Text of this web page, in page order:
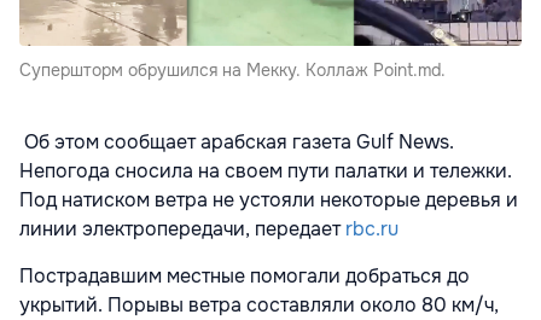
Супершторм обрушился на Мекку. Коллаж Point.md.
Об этом сообщает арабская газета Gulf News.
Непогода сносила на своем пути палатки и тележки.
Под натиском ветра не устояли некоторые деревья и
линии электропередачи, передаетrbc.ru
Пострадавшим местные помогали добраться до
укрытий. Порывы ветра составляли около 80 км/ч,